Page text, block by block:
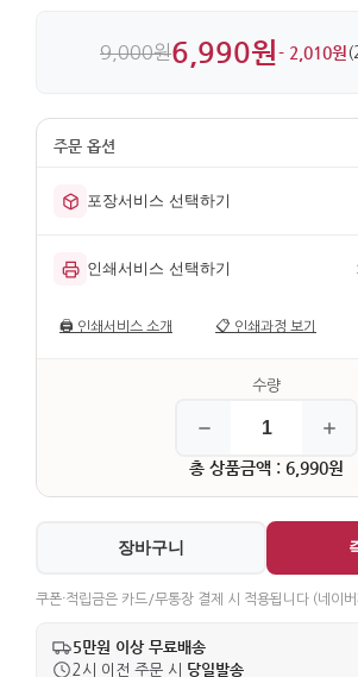
9,000원6,990원- 2,010원
포장서비스 선택하기
인쇄서비스 선택하기
🖨️ 인쇄서비스 소개 📋 인쇄과정 보기
총 상품금액 : 6,990원
장바구니
쿠폰·적립금은 카드/무통장 결제 시 적용됩니다 (네이
5만원 이상 무료배송
2시 이전 주문 시 당일발송